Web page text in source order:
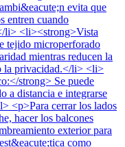
evita que
entren cuando
li> <li><strong>Vista
tejido microperforado
mientras reducen la
la privacidad.</li> <li>
strong> Se puede
a distancia e integrarse
<p>Para cerrar los lados
hacer los balcones
exterior para
como